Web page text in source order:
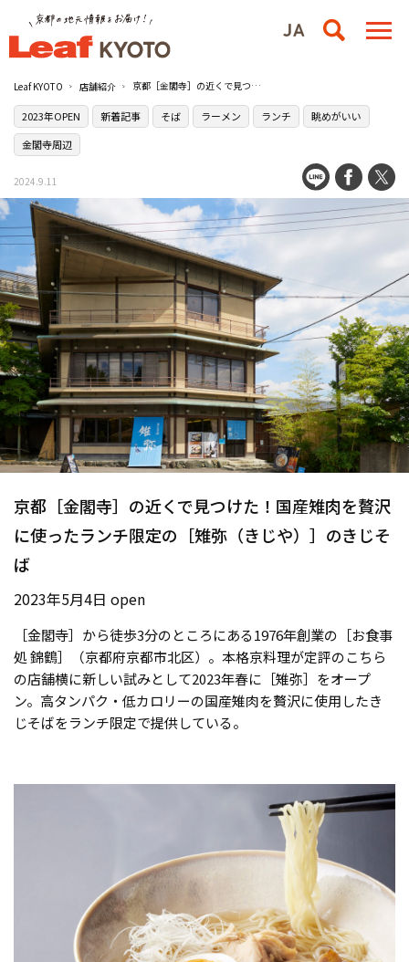
Leaf KYOTO 店舗紹介 京都［金閣寺］の近くで見つけた！国産雉肉を贅沢に使ったランチ限定の［雉弥（きじや）］のきじそば
2023年OPEN 新着記事 そば ラーメン ランチ
眺めがいい
金閣寺周辺
2024.9.11
京都［金閣寺］の近くで見つけた！国産雉肉を贅沢
に使ったランチ限定の［雉弥（きじや）］のきじそ
ば
2023年5月4日 open
［金閣寺］から徒歩3分のところにある1976年創業の［お食事
処 錦鶴］（京都府京都市北区）。本格京料理が定評のこちら
の店舗横に新しい試みとして2023年春に［雉弥］をオープ
ン。高タンパク・低カロリーの国産雉肉を贅沢に使用したき
じそばをランチ限定で提供している。